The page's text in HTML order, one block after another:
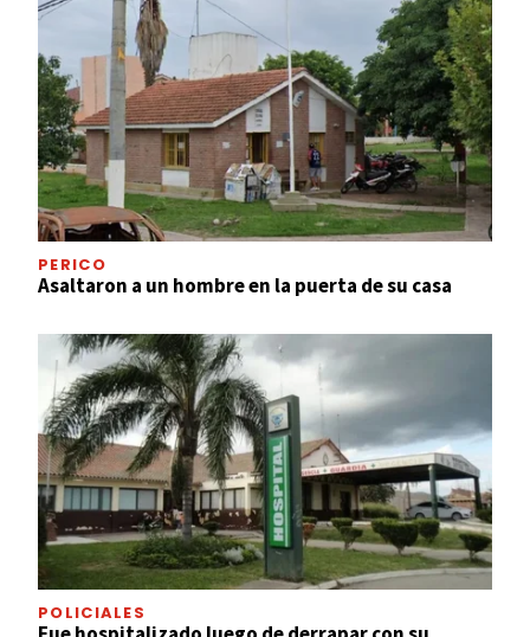
PERICO
Asaltaron a un hombre en la puerta de su casa
POLICIALES